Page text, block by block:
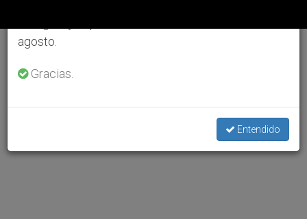
agosto.
Gracias.
Entendido